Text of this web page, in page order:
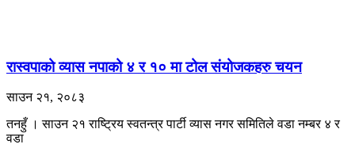
रास्वपाको व्यास नपाको ४ र १० मा टोल संयोजकहरु चयन
साउन २१, २०८३
तनहुँ । साउन २१ राष्ट्रिय स्वतन्त्र पार्टी व्यास नगर समितिले वडा नम्बर ४ र
वडा